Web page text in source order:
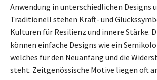
Anwendung in unterschiedlichen Designs
Traditionell stehen Kraft- und
Kulturen für Resilienz und innere Stärke.
können einfache Designs wie ein
welches für den Neuanfang und die
steht. Zeitgenössische Motive liegen oft